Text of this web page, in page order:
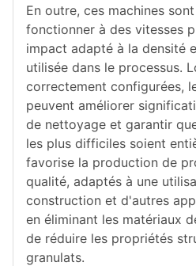
En outre, ces machines
fonctionner à des vitesses
impact adapté à la densité
utilisée dans le processus.
correctement configurées,
peuvent améliorer
de nettoyage et garantir
les plus difficiles soient
favorise la production de
qualité, adaptés à une
construction et d'autres
en éliminant les matériaux
de réduire les propriétés
granulats.